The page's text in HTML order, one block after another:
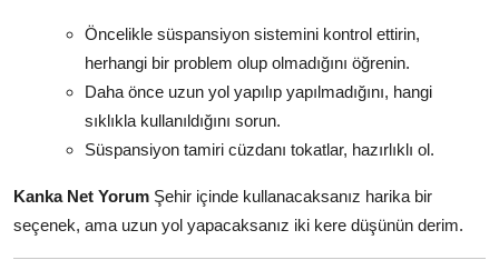
Öncelikle süspansiyon sistemini kontrol ettirin,
herhangi bir problem olup olmadığını öğrenin.
Daha önce uzun yol yapılıp yapılmadığını, hangi
sıklıkla kullanıldığını sorun.
Süspansiyon tamiri cüzdanı tokatlar, hazırlıklı ol.
Kanka Net Yorum Şehir içinde kullanacaksanız harika bir
seçenek, ama uzun yol yapacaksanız iki kere düşünün derim.